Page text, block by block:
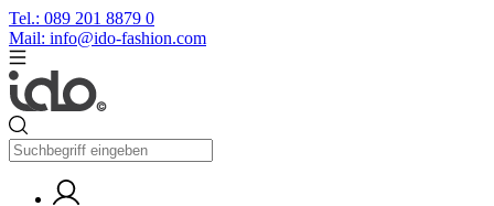
Tel.: 089 201 8879 0
Mail: info@ido-fashion.com